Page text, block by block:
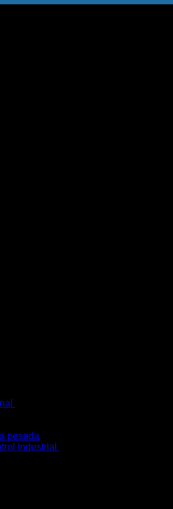
pesada
Industrial